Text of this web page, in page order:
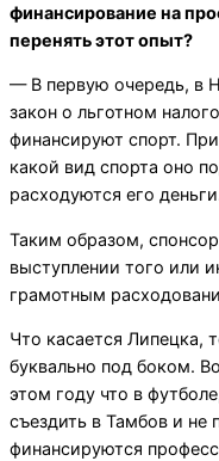
финансирование на
перенять этот опыт?
— В первую очередь, в
закон о льготном
финансируют спорт.
какой вид спорта оно
расходуются его
Таким образом,
выступлении того или
грамотным
Что касается Липецка,
буквально под боком.
этом году что в
съездить в Тамбов и не
финансируются